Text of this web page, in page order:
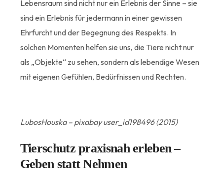
Lebensraum sind nicht nur ein Erlebnis der Sinne – sie
sind ein Erlebnis für jedermann in einer gewissen
Ehrfurcht und der Begegnung des Respekts. In
solchen Momenten helfen sie uns, die Tiere nicht nur
als „Objekte“ zu sehen, sondern als lebendige Wesen
mit eigenen Gefühlen, Bedürfnissen und Rechten.
LubosHouska – pixabay user_id198496 (2015)
Tierschutz praxisnah erleben –
Geben statt Nehmen